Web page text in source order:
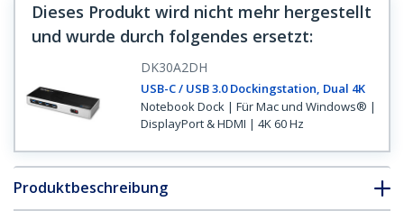
Dieses Produkt wird nicht mehr hergestellt
und wurde durch folgendes ersetzt:
DK30A2DH
USB-C / USB 3.0 Dockingstation, Dual 4K
Notebook Dock | Für Mac und Windows® |
DisplayPort & HDMI | 4K 60 Hz
Produktbeschreibung